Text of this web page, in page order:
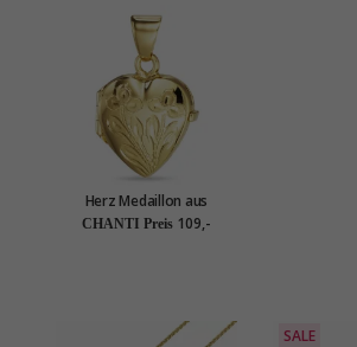
Herz Medaillon aus
vergoldetem Sterlingsilber
CHANTI Preis 109,-
SALE